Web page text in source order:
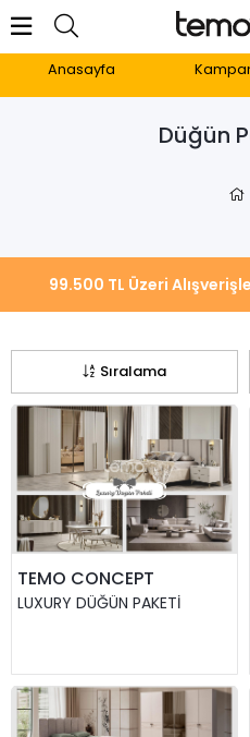
Anasayfa
Düğün
Sıralama
TEMO CONCEPT
LUXURY DÜĞÜN PAKETI